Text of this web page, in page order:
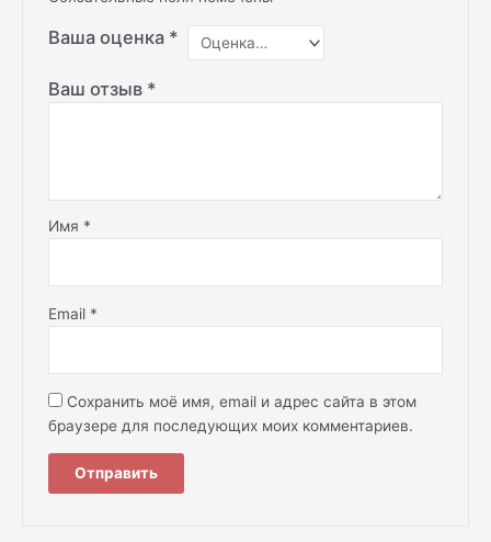
Ваша оценка *
Ваш отзыв *
Имя *
Email *
Сохранить моё имя, email и адрес сайта в этом
браузере для последующих моих комментариев.